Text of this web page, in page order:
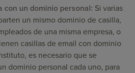
con un dominio personal: Si varias
un mismo dominio de casilla,
de una misma empresa, o
casillas de email con dominio
es necesario que se
dominio personal cada uno, para